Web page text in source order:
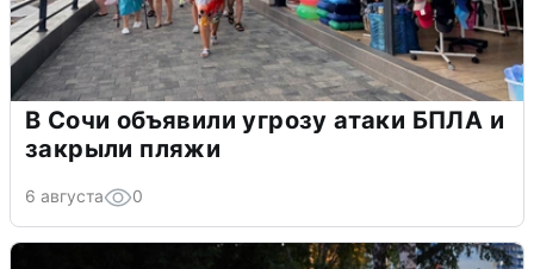
В Сочи объявили угрозу атаки БПЛА и
закрыли пляжи
6 августа 0